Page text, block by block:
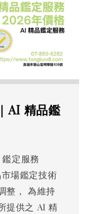
AI 精品鑑
定服務
場鑑定技術
整， 為維持
提供之 AI 精